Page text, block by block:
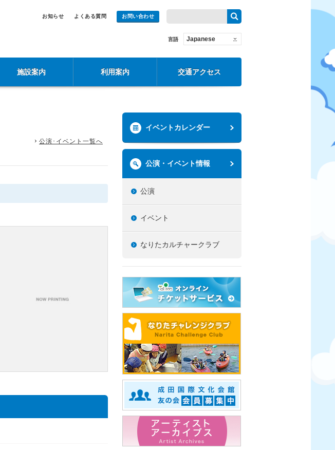
お知らせ よくある質問 お問い合わせ
言語 Japanese
施設案内 利用案内 交通アクセス
公演･イベント一覧へ
イベントカレンダー
公演・イベント情報
公演
イベント
なりたカルチャークラブ